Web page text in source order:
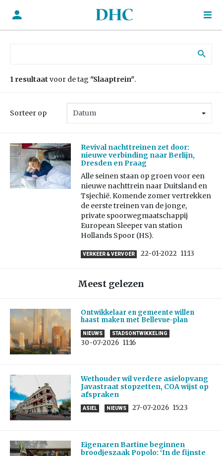
1 resultaat voor de tag "Slaaptrein".
Sorteer op
Revival nachttreinen zet door:
nieuwe verbinding naar Berlijn,
Dresden en Praag
Alle seinen staan op groen voor een
nieuwe nachttrein naar Duitsland en
Tsjechië. Komende zomer vertrekken
de eerste treinen van de jonge,
private spoorwegmaatschappij
European Sleeper van station
Hollands Spoor (HS).
VERKEER & VERVOER 22-01-2022 11:13
Meest gelezen
Ontwikkelaar en gemeente willen
haast maken met Bellevue-plan
NIEUWS STADSONTWIKKELING
30-07-2026 11:16
Wethouder wil verdere asielopvang
Javastraat stopzetten, COA wijst op
afspraken
ASIEL NIEUWS 27-07-2026 15:23
Eigenaren Bartine beginnen
broodjeszaak Popolo: ‘In de fijnste